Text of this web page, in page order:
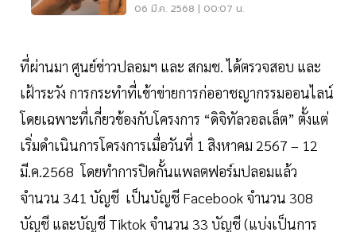
06 มี.ค. 2568 | 00:07 น.
ที่ผ่านมา ศูนย์ข่าวปลอมฯ และ สกมช. ได้ตรวจสอบ และ
เฝ้าระวัง การกระทำที่เข้าข่ายการก่ออาชญากรรมออนไลน์
โดยเฉพาะที่เกี่ยวข้องกับโครงการ “ดิจิทัลวอลเล็ต” ตั้งแต่
เริ่มดำเนินการโครงการเมื่อวันที่ 1 สิงหาคม 2567 – 12
มี.ค.2568 โดยทำการปิดกั้นแพลตฟอร์มปลอมแล้ว
จำนวน 341 บัญชี เป็นบัญชี Facebook จำนวน 308
บัญชี และบัญชี Tiktok จำนวน 33 บัญชี (แบ่งเป็นการ